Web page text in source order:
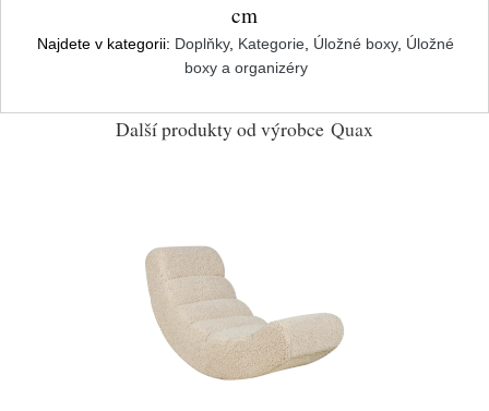
cm
Najdete v kategorii: Doplňky, Kategorie Úložné boxy, Úložné
boxy a organizéry
Další produkty od výrobce Quax